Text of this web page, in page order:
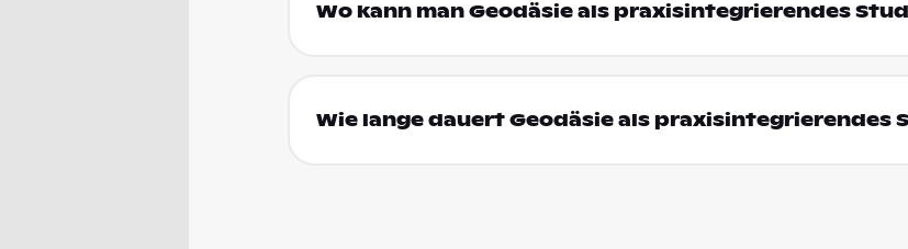
Wo kann man Geodäsie als praxisintegrierendes
Wie lange dauert Geodäsie als praxisintegrierendes